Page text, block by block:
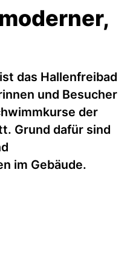
das Hallenfreibad
und Besucher
der
Grund dafür sind
im Gebäude.